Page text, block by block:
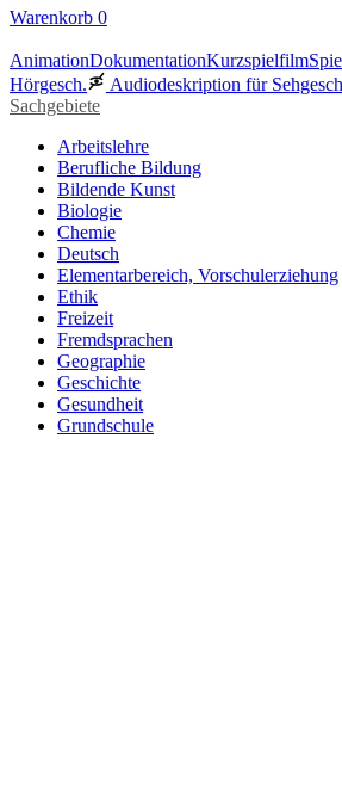
Warenkorb 0
AnimationDokumentationKurzspielfilm
Hörgesch.
Audiodeskription für
Sachgebiete
Arbeitslehre
Berufliche Bildung
Bildende Kunst
Biologie
Chemie
Deutsch
Elementarbereich, Vorschulerziehung
Ethik
Freizeit
Fremdsprachen
Geographie
Geschichte
Gesundheit
Grundschule